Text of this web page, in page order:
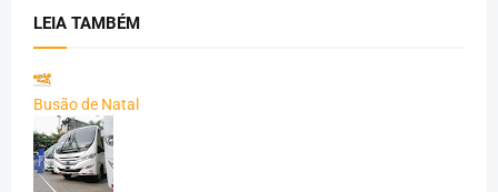
LEIA TAMBÉM
Busão de Natal